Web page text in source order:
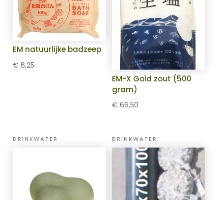
EM natuurlijke badzeep
€ 6,25
EM-X Gold zout (500
gram)
€ 66,50
DRINKWATER DRINKWATER